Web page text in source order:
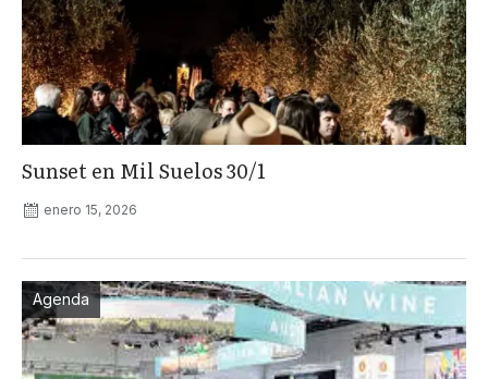
Sunset en Mil Suelos 30/1
enero 15, 2026
Agenda